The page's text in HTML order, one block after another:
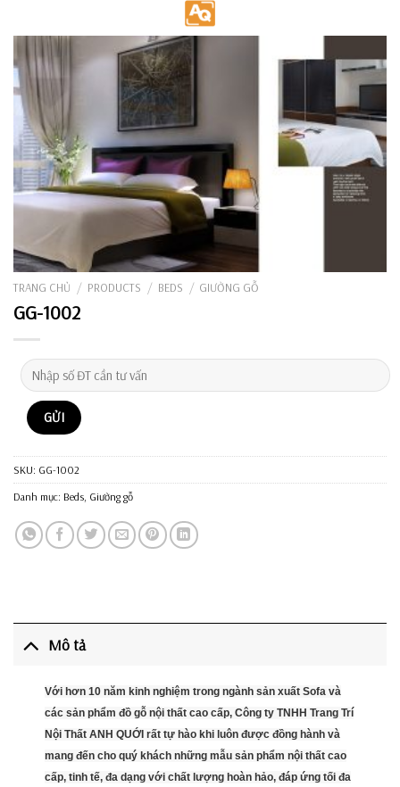
TRANG CHỦ / PRODUCTS / BEDS / GIƯỜNG GỖ
GG-1002
SKU: GG-1002
Danh mục: Beds, Giường gỗ
Mô tả
Với hơn 10 năm kinh nghiệm trong ngành sản xuất Sofa và
các sản phẩm đồ gỗ nội thất cao cấp, Công ty TNHH Trang Trí
Nội Thất ANH QUỚI rất tự hào khi luôn được đồng hành và
mang đến cho quý khách những mẫu sản phẩm nội thất cao
cấp, tinh tế, đa dạng với chất lượng hoàn hảo, đáp ứng tối đa